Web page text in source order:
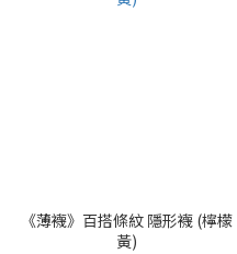
《薄襪》百搭條紋 隱形襪 (檸檬
黃)